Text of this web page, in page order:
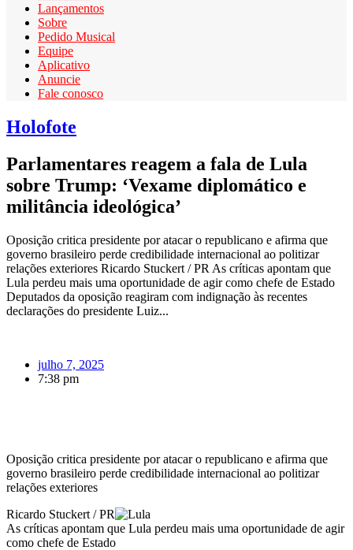
Lançamentos
Sobre
Pedido Musical
Equipe
Aplicativo
Anuncie
Fale conosco
Holofote
Parlamentares reagem a fala de Lula
sobre Trump: ‘Vexame diplomático e
militância ideológica’
Oposição critica presidente por atacar o republicano e afirma que
governo brasileiro perde credibilidade internacional ao politizar
relações exteriores Ricardo Stuckert / PR As críticas apontam que
Lula perdeu mais uma oportunidade de agir como chefe de Estado
Deputados da oposição reagiram com indignação às recentes
declarações do presidente Luiz...
julho 7, 2025
7:38 pm
Oposição critica presidente por atacar o republicano e afirma que
governo brasileiro perde credibilidade internacional ao politizar
relações exteriores
Ricardo Stuckert / PR
As críticas apontam que Lula perdeu mais uma oportunidade de agir
como chefe de Estado